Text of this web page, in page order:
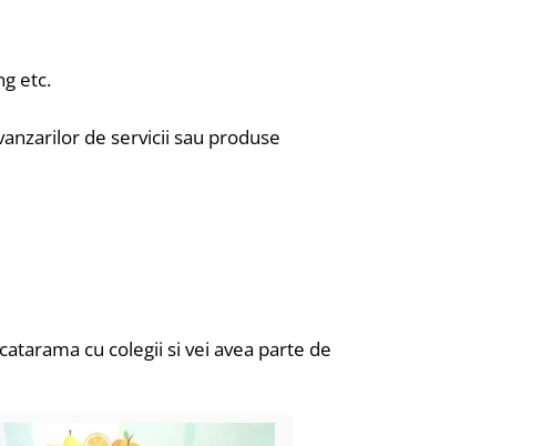
etc.
de servicii sau produse
cu colegii si vei avea parte de